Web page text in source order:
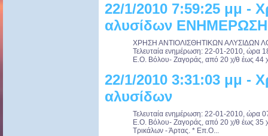
22/1/2010 7:59:25 μμ -
αλυσίδων ΕΝΗΜΕΡΩΣΗ
ΧΡΗΣΗ ΑΝΤΙΟΛΙΣΘΗΤΙΚΩΝ ΑΛΥΣΙΔΩΝ
Τελευταία ενημέρωση: 22-01-2010, ώρα
Ε.Ο. Βόλου- Ζαγοράς, από 20 χ/θ έως 44
22/1/2010 3:31:03 μμ -
αλυσίδων
Τελευταία ενημέρωση: 22-01-2010, ώρα
Ε.Ο. Βόλου- Ζαγοράς, από 20 χ/θ έως 35
Τρικάλων - Άρτας. * Επ.Ο...